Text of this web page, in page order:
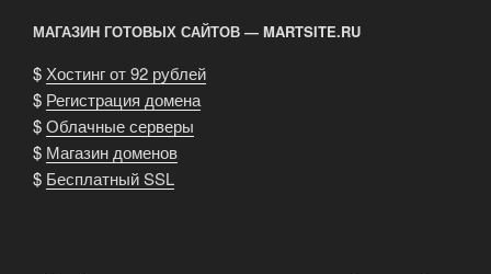
МАГАЗИН ГОТОВЫХ САЙТОВ — MARTSITE.RU
$Хостинг от 92 рублей
$ Регистрация домена
$Облачные серверы
$ Магазин доменов
$ Бесплатный SSL